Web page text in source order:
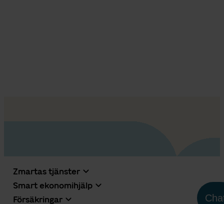
Zmartas tjänster
Smart ekonomihjälp
Försäkringar